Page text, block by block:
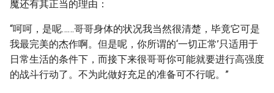
魔还有其正当的理由：
“呵呵，是呢……哥哥身体的状况我当然很清楚，毕竟它可是
我最完美的杰作啊。但是呢，你所谓的‘一切正常’只适用于
日常生活的条件下，而接下来很哥哥你可能就要进行高强度
的战斗行动了。不为此做好充足的准备可不行呢。”